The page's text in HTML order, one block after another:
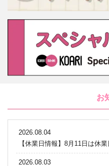
お
2026.08.04
【休業日情報】8月11日は休
2026.08.03